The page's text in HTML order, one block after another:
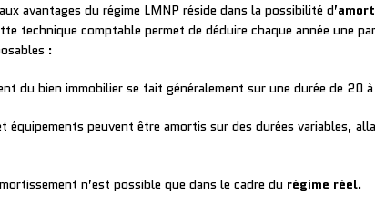
avantages du régime LMNP réside dans la possibilité d’
technique comptable permet de déduire chaque année une
:
du bien immobilier se fait généralement sur une durée de 20
équipements peuvent être amortis sur des durées variables,
n’est possible que dans le cadre du régime réel.